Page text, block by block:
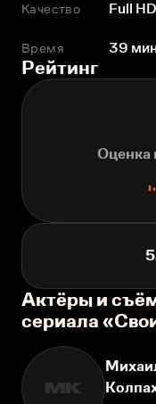
Качество Full HD
Время 39
Рейтинг
Оценка
Актёры и
сериала
МК